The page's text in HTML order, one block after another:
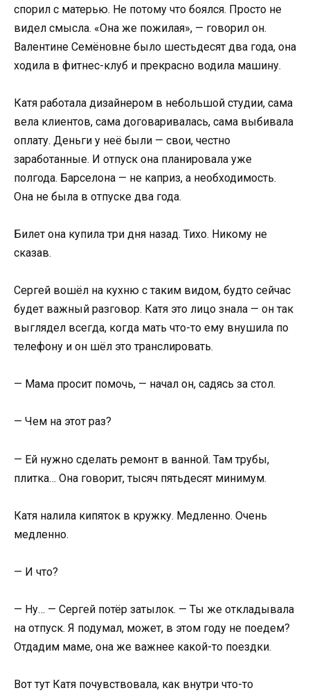
спорил с матерью. Не потому что боялся. Просто не
видел смысла. «Она же пожилая», — говорил он.
Валентине Семёновне было шестьдесят два года, она
ходила в фитнес-клуб и прекрасно водила машину.
Катя работала дизайнером в небольшой студии, сама
вела клиентов, сама договаривалась, сама выбивала
оплату. Деньги у неё были — свои, честно
заработанные. И отпуск она планировала уже
полгода. Барселона — не каприз, а необходимость.
Она не была в отпуске два года.
Билет она купила три дня назад. Тихо. Никому не
сказав.
Сергей вошёл на кухню с таким видом, будто сейчас
будет важный разговор. Катя это лицо знала — он так
выглядел всегда, когда мать что-то ему внушила по
телефону и он шёл это транслировать.
— Мама просит помочь, — начал он, садясь за стол.
— Чем на этот раз?
— Ей нужно сделать ремонт в ванной. Там трубы,
плитка… Она говорит, тысяч пятьдесят минимум.
Катя налила кипяток в кружку. Медленно. Очень
медленно.
— И что?
— Ну… — Сергей потёр затылок. — Ты же откладывала
на отпуск. Я подумал, может, в этом году не поедем?
Отдадим маме, она же важнее какой-то поездки.
Вот тут Катя почувствовала, как внутри что-то